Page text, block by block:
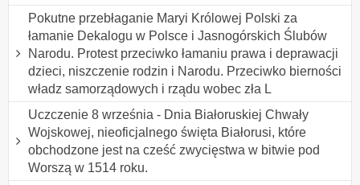
Pokutne przebłaganie Maryi Królowej Polski za
łamanie Dekalogu w Polsce i Jasnogórskich Ślubów
Narodu. Protest przeciwko łamaniu prawa i deprawacji
dzieci, niszczenie rodzin i Narodu. Przeciwko bierności
władz samorządowych i rządu wobec zła L
Uczczenie 8 września - Dnia Białoruskiej Chwały
Wojskowej, nieoficjalnego święta Białorusi, które
obchodzone jest na cześć zwycięstwa w bitwie pod
Worszą w 1514 roku.